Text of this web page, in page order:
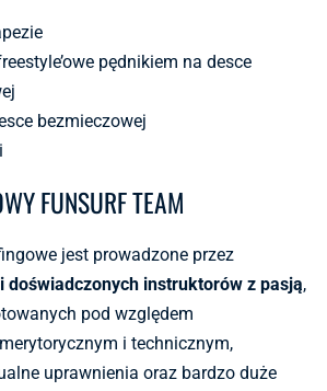
pędnikiem na desce
bezmieczowej
FUNSURF TEAM
jest prowadzone przez
doświadczonych instruktorów z pasją,
pod względem
i technicznym,
uprawnienia oraz bardzo duże